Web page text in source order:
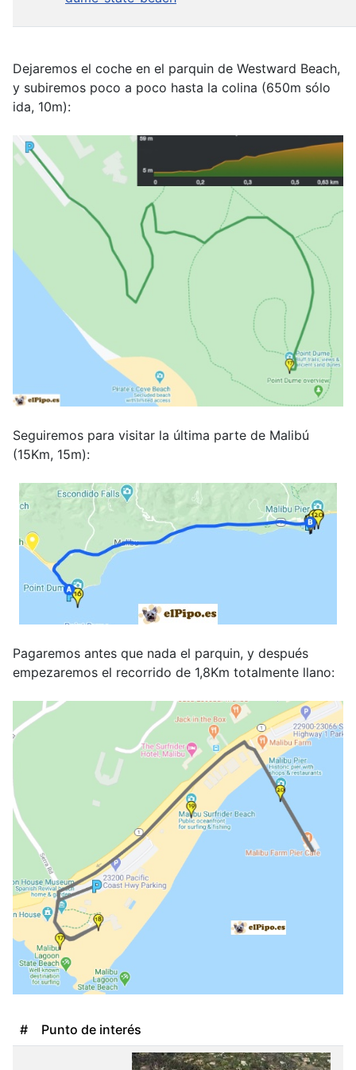
Dejaremos el coche en el parquin de Westward Beach,
y subiremos poco a poco hasta la colina (650m sólo
ida, 10m):
Seguiremos para visitar la última parte de Malibú
(15Km, 15m):
Pagaremos antes que nada el parquin, y después
empezaremos el recorrido de 1,8Km totalmente llano:
# Punto de interés